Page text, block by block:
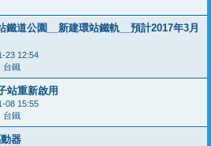
鐵道公園__新建環站鐵軌__預計2017年3月
23 12:54
台鐵
站重新啟用
08 15:55
台鐵
器